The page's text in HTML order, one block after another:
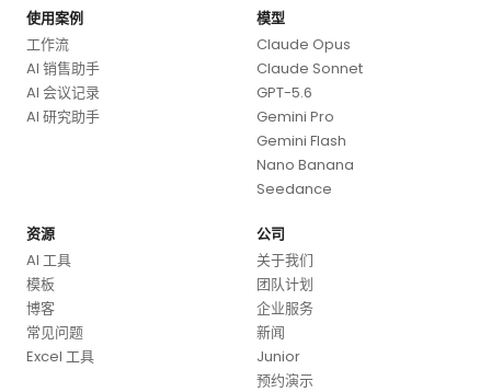
使用案例
工作流
AI 销售助手
AI 会议记录
AI 研究助手
模型
Claude Opus
Claude Sonnet
GPT-5.6
Gemini Pro
Gemini Flash
Nano Banana
Seedance
资源
AI 工具
模板
博客
常见问题
Excel 工具
公司
关于我们
团队计划
企业服务
新闻
Junior
预约演示